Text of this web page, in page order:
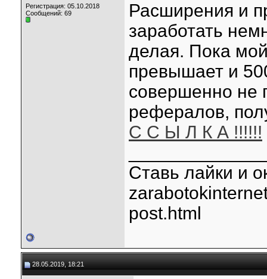
Регистрация: 05.10.2018
Сообщений: 69
Расширения и
заработать
делая. Пока
превышает и
совершенно не
рефералов,
С С Ы Л К А !!!!!!
Ставь лайки и
post.html
28.05.2019, 18:21